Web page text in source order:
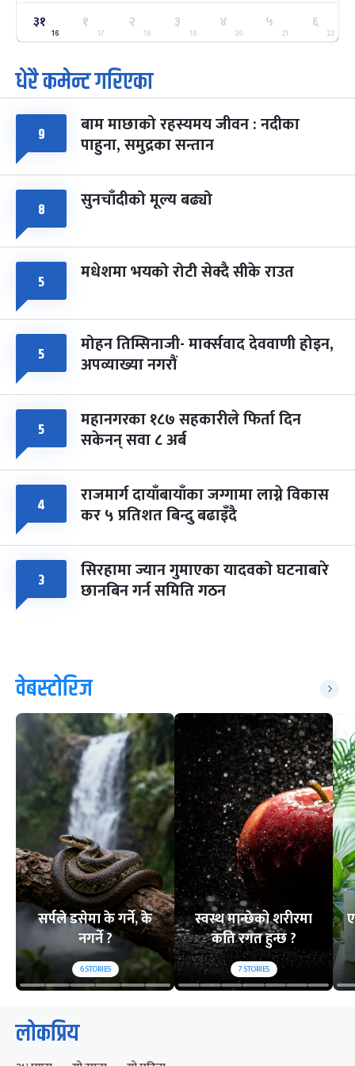
२५
मंगल
ग्याल्पो ल्होसार
फाल्गुन २५, २०८३ Mar 9, 2027
७ महिना बाँकी
७
आइत
पूर्णिमा व्रत
चैत्र ७, २०८३-Mar 21, 2027
८ फागुपूर्णिमा
चैत्र ८, २०८३-Mar 22, 2027
७ महिना बाँकी
३१
16
१
17
२
18
३
19
४
20
५
21
६
22
धेरै कमेन्ट गरिएका
९ बाम माछाको रहस्यमय जीवन : नदीका
पाहुना, समुद्रका सन्तान
८ सुनचाँदीको मूल्य बढ्यो
५ मधेशमा भयको रोटी सेक्दै सीके राउत
५ मोहन तिम्सिनाजी- मार्क्सवाद देववाणी होइन,
अपव्याख्या नगरौं
५ महानगरका १८७ सहकारीले फिर्ता दिन
सकेनन् सवा ८ अर्ब
४ राजमार्ग दायाँबायाँका जग्गामा लाग्ने विकास
कर ५ प्रतिशत बिन्दु बढाइँदै
३ सिरहामा ज्यान गुमाएका यादवको घटनाबारे
छानबिन गर्न समिति गठन
वेबस्टोरिज
सर्पले डसेमा के गर्ने, के
नगर्ने ?
6STORIES
स्वस्थ मान्छेको शरीरमा
कति रगत हुन्छ ?
7STORIES
लोकप्रिय